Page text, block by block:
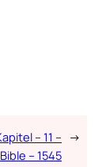
– 11 –
– 1545
→